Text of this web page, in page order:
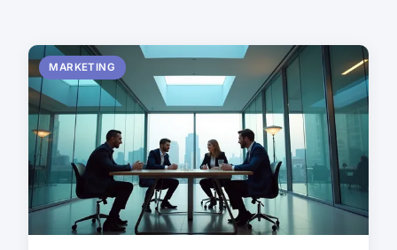
MARKETING